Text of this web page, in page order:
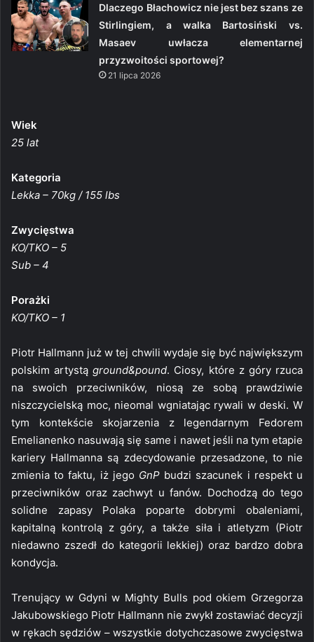
Dlaczego Błachowicz nie jest bez szans ze
Stirlingiem, a walka Bartosiński vs.
Masaev uwłacza elementarnej
przyzwoitości sportowej?
21 lipca 2026
Wiek
25 lat
Kategoria
Lekka – 70kg / 155 lbs
Zwycięstwa
KO/TKO – 5
Sub – 4
Porażki
KO/TKO – 1
Piotr Hallmann już w tej chwili wydaje się być największym
polskim artystąground&pound. Ciosy, które z góry rzuca
na swoich przeciwników, niosą ze sobą prawdziwie
niszczycielską moc, nieomal wgniatając rywali w deski. W
tym kontekście skojarzenia z legendarnym Fedorem
Emelianenko nasuwają się same i nawet jeśli na tym etapie
kariery Hallmanna są zdecydowanie przesadzone, to nie
zmienia to faktu, iż jego GnP budzi szacunek i respekt u
przeciwników oraz zachwyt u fanów. Dochodzą do tego
solidne zapasy Polaka poparte dobrymi obaleniami,
kapitalną kontrolą z góry, a także siła i atletyzm (Piotr
niedawno zszedł do kategorii lekkiej) oraz bardzo dobra
kondycja.
Trenujący w Gdyni w Mighty Bulls pod okiem Grzegorza
Jakubowskiego Piotr Hallmann nie zwykł zostawiać decyzji
w rękach sędziów – wszystkie dotychczasowe zwycięstwa